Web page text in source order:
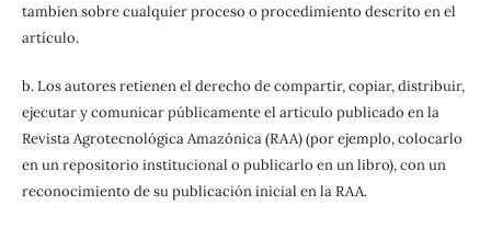
tambien sobre cualquier proceso o procedimiento descrito en el
artículo.
b. Los autores retienen el derecho de compartir, copiar, distribuir,
ejecutar y comunicar públicamente el articulo publicado en la
Revista Agrotecnológica Amazónica (RAA) (por ejemplo, colocarlo
en un repositorio institucional o publicarlo en un libro), con un
reconocimiento de su publicación inicial en la RAA.